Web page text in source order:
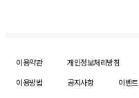
이용약관 개인정보처리방침
이용방법
공지사항 이벤트